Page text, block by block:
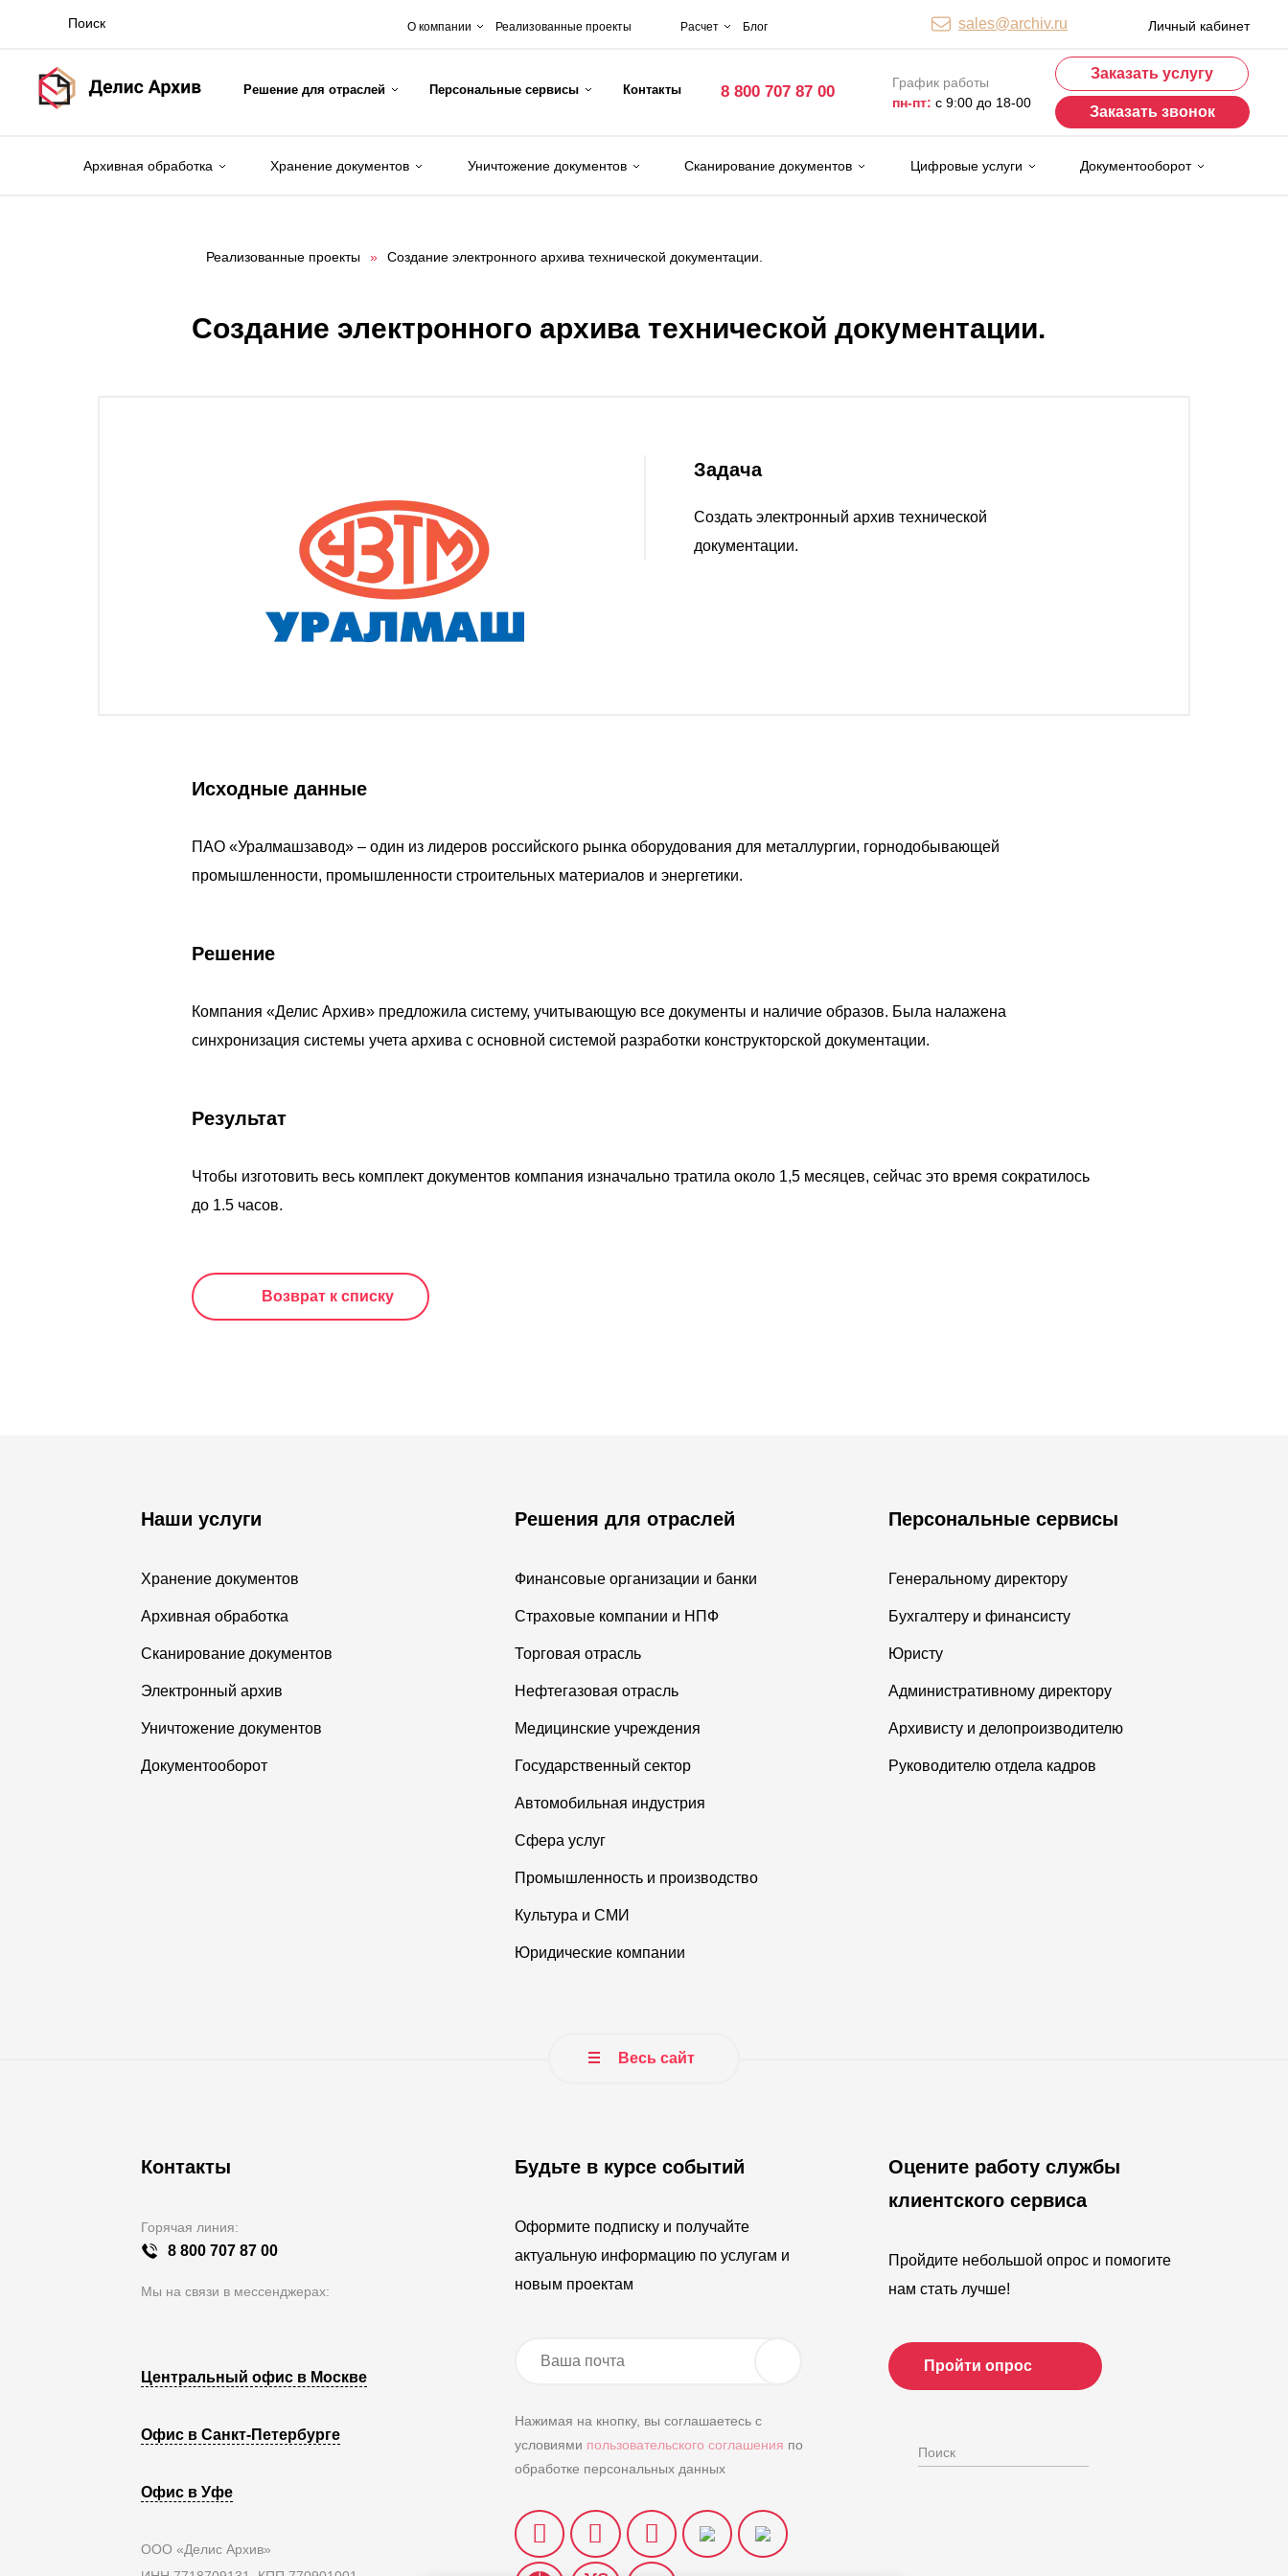
О компании Реализованные проекты Расчет Блог sales@archiv.ru Личный кабинет
Решение для отраслей Персональные сервисы Контакты 8 800 707 87 00
График работы
пн-пт: с 9:00 до 18-00
Заказать услугу
Заказать звонок
Архивная обработка Хранение документов Уничтожение документов Сканирование документов Цифровые услуги Документооборот
Реализованные проекты » Создание электронного архива технической документации.
Создание электронного архива технической документации.
Задача
Создать электронный архив технической
документации.
Исходные данные
ПАО «Уралмашзавод» – один из лидеров российского рынка оборудования для металлургии, горнодобывающей
промышленности, промышленности строительных материалов и энергетики.
Решение
Компания «Делис Архив» предложила систему, учитывающую все документы и наличие образов. Была налажена
синхронизация системы учета архива с основной системой разработки конструкторской документации.
Результат
Чтобы изготовить весь комплект документов компания изначально тратила около 1,5 месяцев, сейчас это время сократилось
до 1.5 часов.
Возврат к списку
Наши услуги
Хранение документов
Архивная обработка
Сканирование документов
Электронный архив
Уничтожение документов
Документооборот
Решения для отраслей
Финансовые организации и банки
Страховые компании и НПФ
Торговая отрасль
Нефтегазовая отрасль
Медицинские учреждения
Государственный сектор
Автомобильная индустрия
Сфера услуг
Промышленность и производство
Культура и СМИ
Юридические компании
Персональные сервисы
Генеральному директору
Бухгалтеру и финансисту
Юристу
Административному директору
Архивисту и делопроизводителю
Руководителю отдела кадров
Весь сайт
Контакты
Горячая линия:
8 800 707 87 00
Мы на связи в мессенджерах:
Центральный офис в Москве
Офис в Санкт-Петербурге
Офис в Уфе
ООО «Делис Архив»
Будьте в курсе событий
Оформите подписку и получайте
актуальную информацию по услугам и
новым проектам
Нажимая на кнопку, вы соглашаетесь с
условиями пользовательского соглашения по
обработке персональных данных
Оцените работу службы
клиентского сервиса
Пройдите небольшой опрос и помогите
нам стать лучше!
Пройти опрос